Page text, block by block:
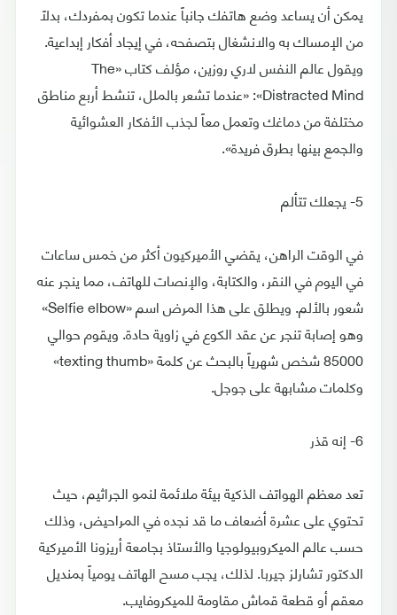
يمكن أن يساعد وضع هاتفك جانباً عندما تكون بمفردك، بدلاً
من الإمساك به والانشغال بتصفحه، في إيجاد أفكار إبداعية.
ويقول عالم النفس لاري روزين، مؤلف كتاب «The
Distracted Mind»: «عندما تشعر بالملل، تنشط أربع مناطق
مختلفة من دماغك وتعمل معاً لجذب الأفكار العشوائية
والجمع بينها بطرق فريدة».
5- يجعلك تتألم
في الوقت الراهن، يقضي الأميركيون أكثر من خمس ساعات
في اليوم في النقر، والكتابة، والإنصات للهاتف، مما ينجر عنه
شعور بالألم. ويطلق على هذا المرض اسم «Selfie elbow»
وهو إصابة تنجر عن عقد الكوع في زاوية حادة. ويقوم حوالي
85000 شخص شهرياً بالبحث عن كلمة «texting thumb»
وكلمات مشابهة على جوجل.
6- إنه قذر
تعد معظم الهواتف الذكية بيئة ملائمة لنمو الجراثيم، حيث
تحتوي على عشرة أضعاف ما قد نجده في المراحيض، وذلك
حسب عالم الميكروبيولوجيا والأستاذ بجامعة أريزونا الأميركية
الدكتور تشارلز جيربا. لذلك، يجب مسح الهاتف يومياً بمنديل
معقم أو قطعة قماش مقاومة للميكروفايب.